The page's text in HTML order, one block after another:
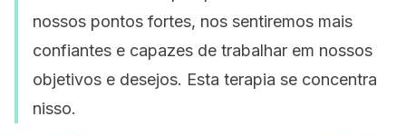
nossos pontos fortes, nos sentiremos mais
confiantes e capazes de trabalhar em nossos
objetivos e desejos. Esta terapia se concentra
nisso.